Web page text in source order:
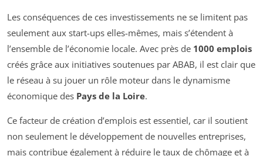
Les conséquences de ces investissements ne se limitent pas
seulement aux start-ups elles-mêmes, mais s’étendent à
l’ensemble de l’économie locale. Avec près de 1000 emplois
créés grâce aux initiatives soutenues par ABAB, il est clair que
le réseau à su jouer un rôle moteur dans le dynamisme
économique des Pays de la Loire.
Ce facteur de création d’emplois est essentiel, car il soutient
non seulement le développement de nouvelles entreprises,
mais contribue également à réduire le taux de chômage et à